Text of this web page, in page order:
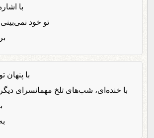
با
تو خود
با
با خنده‌ای، شب‌های تلخ مهمانسرای